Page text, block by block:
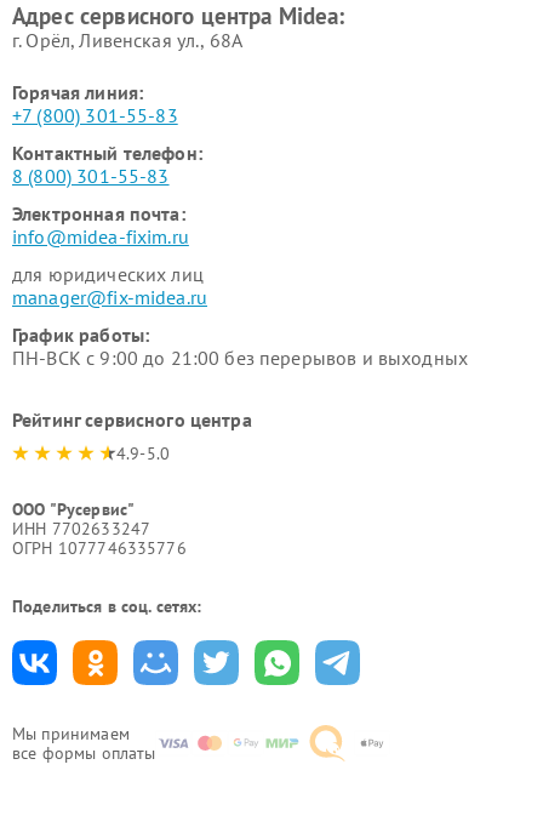
Мы принимаем
все формы оплаты
Midea
Адрес сервисного центра Midea:
г. Орёл, Ливенская ул., 68А
Горячая линия:
+7 (800) 301-55-83
Контактный телефон:
8 (800) 301-55-83
Электронная почта:
info@midea-fixim.ru
для юридических лиц
manager@fix-midea.ru
График работы:
ПН-ВСК с 9:00 до 21:00 без перерывов и выходных
Рейтинг сервисного центра
4.9-5.0
ООО "Русервис"
ИНН 7702633247
ОГРН 1077746335776
Поделиться в соц. сетях: